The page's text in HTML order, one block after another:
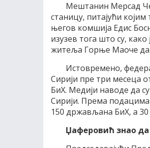
Мештанин Мерсад
станицу, питајући
његов комшија Едис
изузев тога што су,
житеља Горње Маоче да
Истовремено,
Сирији пре три месеца
БиХ. Медији наводе да
Сирији. Према подацима
150 држављана БиХ, а 30
Џаферовић знао